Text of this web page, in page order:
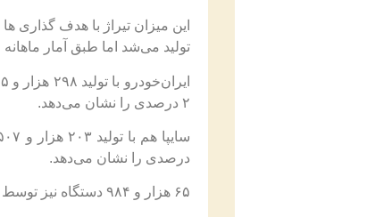
تولید می‌شد اما طبق آمار ماهانه میانگین ۸۰ تا ۸۱ هزار دستگاه
۲ درصدی را نشان می‌دهد.
درصدی را نشان می‌دهد.
۶۵ هزار و ۹۸۴ دستگاه نیز توسط پارس‌خودرو تولید شده که نسبت به هفت ماه مشابه پارسال بیانگر کاهش ۱۲ درصدی است.